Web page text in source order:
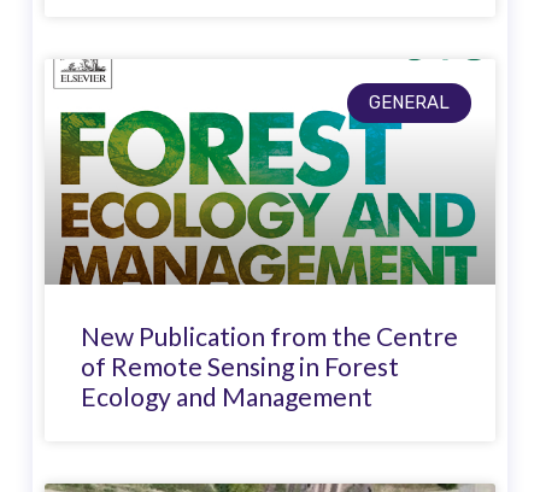
GENERAL
New Publication from the Centre
of Remote Sensing in Forest
Ecology and Management